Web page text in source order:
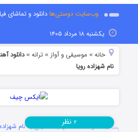
وب‌سایت دوستی‌هادانلود و تماشای
یکشنبه ۱۸ مرداد ۱۴۰۵
خانه » موسیقی و آواز »ترانه »دانلود
نام شهزاده رویا
دانلود آهنگ شهاب حسینی به نام
۲ نظر